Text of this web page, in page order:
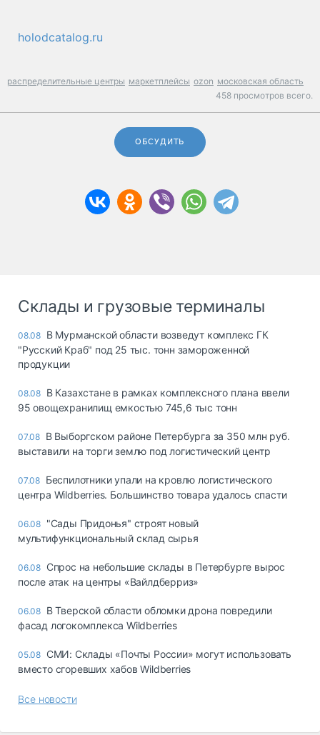
holodcatalog.ru
распределительные центры маркетплейсы ozon московская область
458 просмотров всего.
ОБСУДИТЬ
Склады и грузовые терминалы
08.08 В Мурманской области возведут комплекс ГК
"Русский Краб" под 25 тыс. тонн замороженной
продукции
08.08 В Казахстане в рамках комплексного плана ввели
95 овощехранилищ емкостью 745,6 тыс тонн
07.08 В Выборгском районе Петербурга за 350 млн руб.
выставили на торги землю под логистический центр
07.08 Беспилотники упали на кровлю логистического
центра Wildberries. Большинство товара удалось спасти
06.08 "Сады Придонья" строят новый
мультифункциональный склад сырья
06.08 Спрос на небольшие склады в Петербурге вырос
после атак на центры «Вайлдберриз»
06.08 В Тверской области обломки дрона повредили
фасад логокомплекса Wildberries
05.08 СМИ: Склады «Почты России» могут использовать
вместо сгоревших хабов Wildberries
Все новости